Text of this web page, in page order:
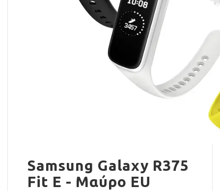
Samsung Galaxy R375
Fit E - Μαύρο ΕU